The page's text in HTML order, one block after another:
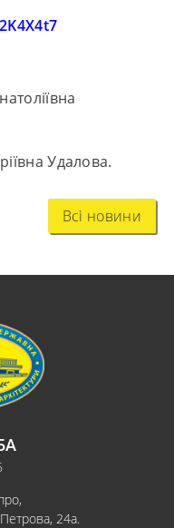
Удалова.
Всі новини
24а.